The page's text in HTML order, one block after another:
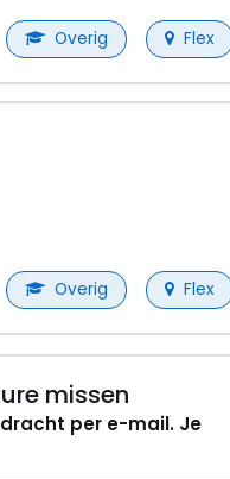
Overig Flex
Overig Flex
missen
per e-mail. Je